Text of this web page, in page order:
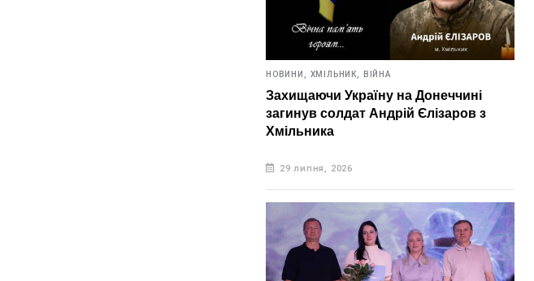
НОВИНИ, ХМІЛЬНИК, ВІЙНА
Захищаючи Україну на Донеччині
загинув солдат Андрій Єлізаров з
Хмільника
29 липня, 2026